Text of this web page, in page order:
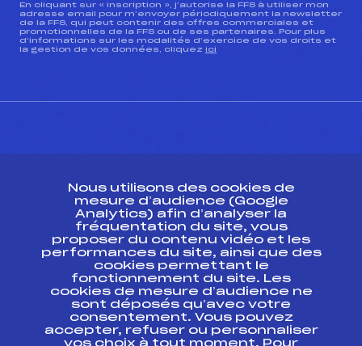
En cliquant sur « inscription », j’autorise la FFS à utiliser mon
adresse email pour m’envoyer périodiquement la newsletter
de la FFS, qui peut contenir des offres commerciales et
promotionnelles de la FFS ou de ses partenaires. Pour plus
d’informations sur les modalités d’exercice de vos droits et
la gestion de vos données, cliquez ici
ESPACE PRESSE
Ressources
Pass’Neige
Projet sportif fédéral
Projet de performance fédéral
Antidopage
Pôle Développement, Formation, Suivi
Scientifique
Nous utilisons des cookies de
mesure d’audience (Google
Analytics) afin d’analyser la
fréquentation du site, vous
proposer du contenu vidéo et les
performances du site, ainsi que des
cookies permettant le
fonctionnement du site. Les
cookies de mesure d’audience ne
sont déposés qu’avec votre
consentement. Vous pouvez
accepter, refuser ou personnaliser
vos choix à tout moment. Pour